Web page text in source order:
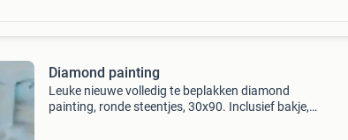
Diamond painting
Leuke nieuwe volledig te beplakken diamond
painting, ronde steentjes, 30x90. Inclusief bakje,